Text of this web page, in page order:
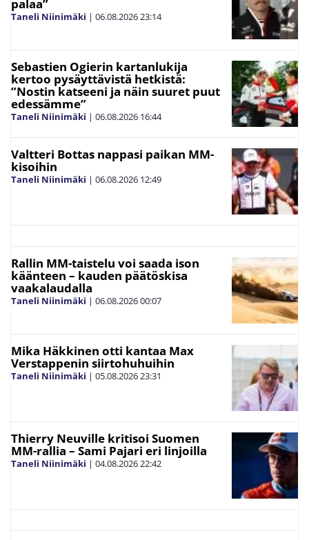
palaa”
Taneli Niinimäki | 06.08.202623:14
Sebastien Ogierin kartanlukija
kertoo pysäyttävistä hetkistä:
”Nostin katseeni ja näin suuret puut
edessämme”
Taneli Niinimäki | 06.08.2026 16:44
Valtteri Bottas nappasi paikan MM-
kisoihin
Taneli Niinimäki | 06.08.2026 12:49
Rallin MM-taistelu voi saada ison
käänteen – kauden päätöskisa
vaakalaudalla
Taneli Niinimäki | 06.08.202600:07
Mika Häkkinen otti kantaa Max
Verstappenin siirtohuhuihin
Taneli Niinimäki | 05.08.202623:31
Thierry Neuville kritisoi Suomen
MM-rallia – Sami Pajari eri linjoilla
Taneli Niinimäki | 04.08.202622:42